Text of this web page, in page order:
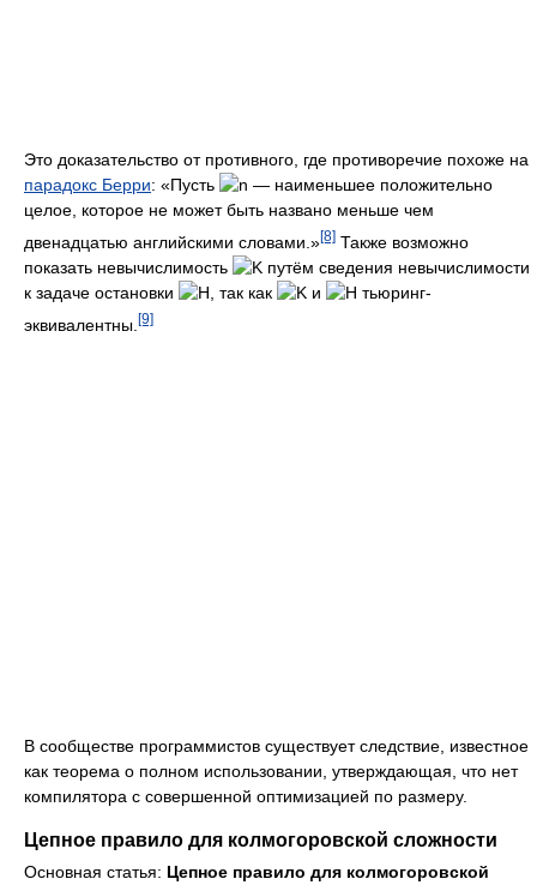
Это доказательство от противного, где противоречие похоже на
парадокс Берри: «Пусть
— наименьшее положительно
целое, которое не может быть названо меньше чем
двенадцатью английскими словами.»[8] Также возможно
показать невычислимость
путём сведения невычислимости
к задаче остановки
, так как и
тьюринг-
эквивалентны. [9]
В сообществе программистов существует следствие, известное
как теорема о полном использовании, утверждающая, что нет
компилятора с совершенной оптимизацией по размеру.
Цепное правило для колмогоровской сложности
Основная статья: Цепное правило для колмогоровской